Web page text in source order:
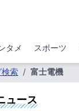
タメ スポーツ
検索 / 富士電機
ュース